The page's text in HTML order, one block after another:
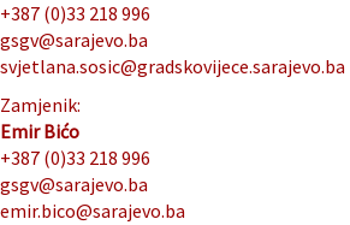
+387 (0)33 218 996
gsgv@sarajevo.ba
svjetlana.sosic@gradskovijece.sarajevo.ba
Zamjenik:
Emir Bićo
+387 (0)33 218 996
gsgv@sarajevo.ba
emir.bico@sarajevo.ba